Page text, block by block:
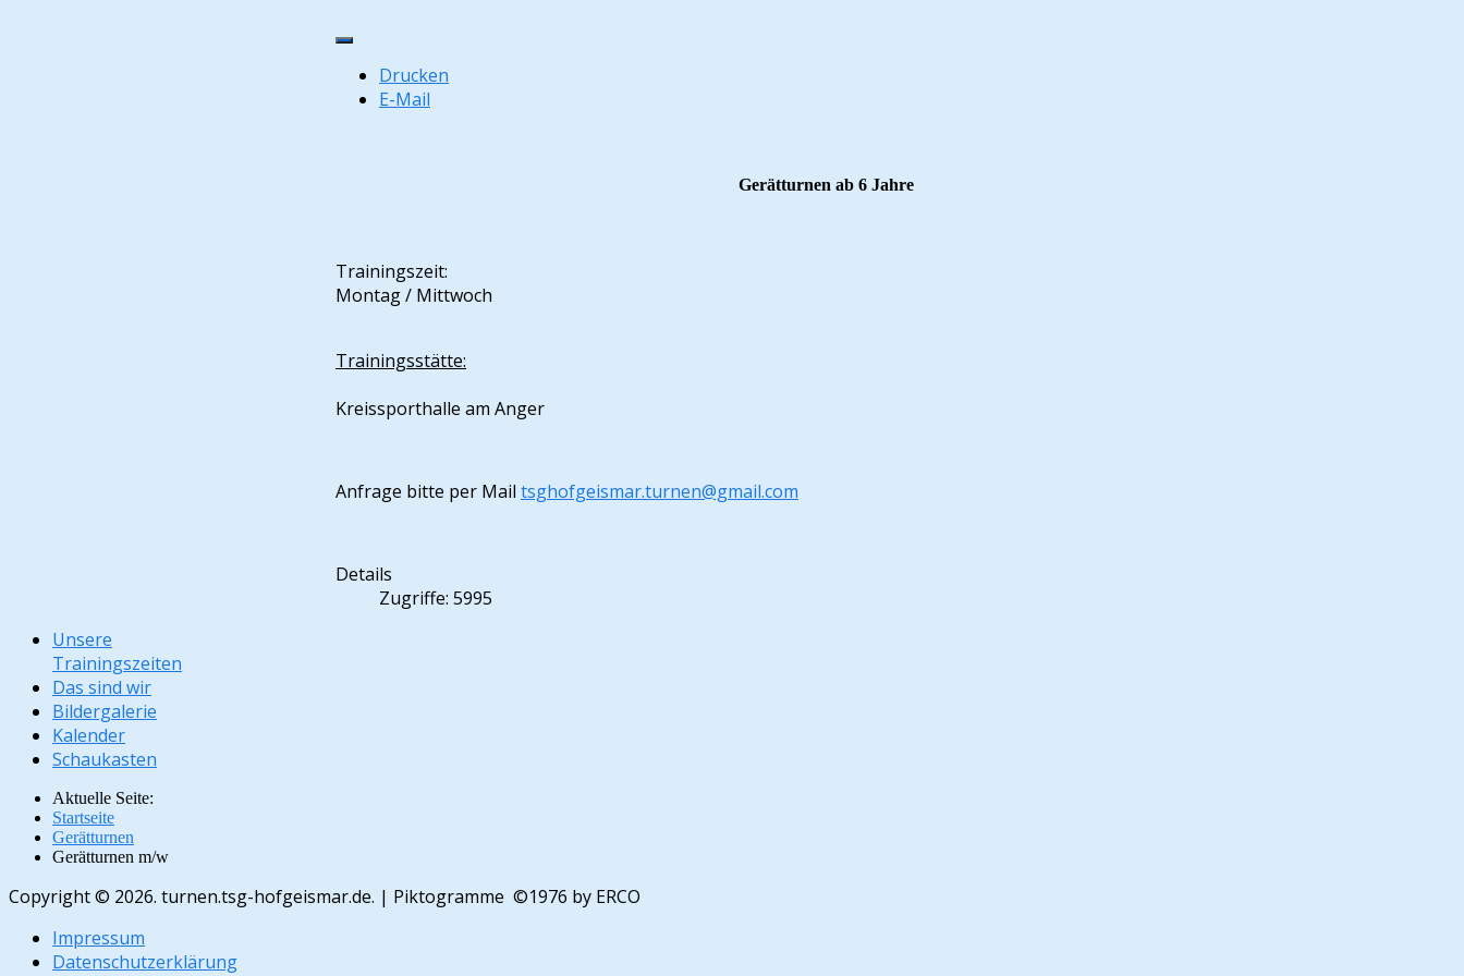
Drucken
E-Mail
Gerätturnen ab 6 Jahre
Trainingszeit:
Montag / Mittwoch
Trainingsstätte:
Kreissporthalle am Anger
Anfrage bitte per Mail tsghofgeismar.turnen@gmail.com
Details
Zugriffe: 5995
Unsere
Trainingszeiten
Das sind wir
Bildergalerie
Kalender
Schaukasten
Aktuelle Seite:
Startseite
Gerätturnen
Gerätturnen m/w
Copyright © 2026. turnen.tsg-hofgeismar.de. | Piktogramme ©1976 by ERCO
Impressum
Datenschutzerklärung